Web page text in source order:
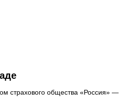
страхового общества «Россия» —